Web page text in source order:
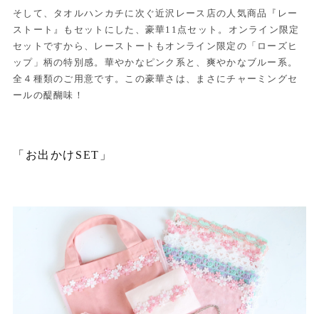
そして、タオルハンカチに次ぐ近沢レース店の人気商品『レー
ストート』もセットにした、豪華11点セット。オンライン限定
セットですから、レーストートもオンライン限定の「ローズヒ
ップ」柄の特別感。華やかなピンク系と、爽やかなブルー系。
全４種類のご用意です。この豪華さは、まさにチャーミングセ
ールの醍醐味！
「お出かけSET」